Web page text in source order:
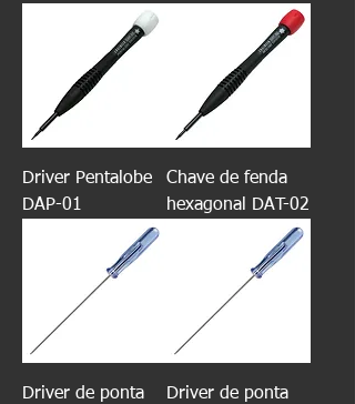
Driver Pentalobe
DAP-01
Chave de fenda
hexagonal DAT-02
Driver de ponta
Driver de ponta